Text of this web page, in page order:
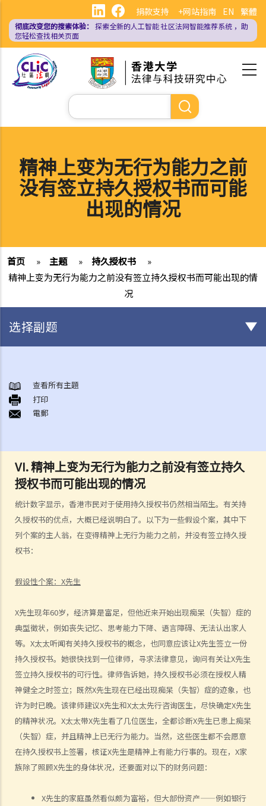
主
EN 繁體
捐款支持 +网站指南
彻底改变您的搜索体验： 探索全新的人工智能社区法网智能推荐系统 ，助
您轻松查找相关页面
搜
索
精神上变为无行为能力之前
没有签立持久授权书而可能
出现的情况
首页 » 主题 » 持久授权书
»
精神上变为无行为能力之前没有签立持久授权书而可能出现的情
况
VI. 精神上变为无行为能力之前没有签立持久
授权书而可能出现的情况
统计数字显示，香港市民对于使用持久授权书仍然相当陌生。有关持
久授权书的优点，大概已经说明白了。以下为一些假设个案，其中下
列个案的主人翁，在变得精神上无行为能力之前，并没有签立持久授
权书：
假设性个案： X先生
X先生现年60岁，经济算是富足，但他近来开始出现痴呆（失智）症的
典型徵状，例如丧失记忆、思考能力下降、语言障碍、无法认出家人
等。X太太听闻有关持久授权书的概念，也同意应该让X先生签立一份
持久授权书。她很快找到一位律师，寻求法律意见，询问有关让X先生
签立持久授权书的可行性。律师告诉她，持久授权书必须在授权人精
神健全之时签立；既然X先生现在已经出现痴呆（失智）症的迹象，也
许为时已晚。该律师建议X先生和X太太先行咨询医生，尽快确定X先生
的精神状况。X太太带X先生看了几位医生，全都诊断X先生已患上痴呆
（失智）症，并且精神上已无行为能力。当然，这些医生都不会愿意
在持久授权书上签署，核证X先生是精神上有能力行事的。现在，X家
族除了照顾X先生的身体状况，还要面对以下的财务问题：
X先生的家庭虽然看似颇为富裕，但大部份资产——例如银行
选择副题
持久授权书的精要和它可达致的实效
1. 相关法律
1. 我年纪已老，打算让儿子替我照顾我的财政事务。他是一位好人，我
任何合法的事。我也知道它简单、直接、有效，涉及的法律费用也不
多。对我来说，这应该是完美的解决方案吧？
2. 受权人的权限、责任和法律责任
a. 权限
1. 我的一位律师朋友告诉我有关一种叫持久授权书的东西，可让我在精
神上失去行为能力时，有人照顾我的财政事务。这似乎是个好主意。那
1. 我的父母年纪已老，他们想要任命我为他们持久授权书内的受权人。
当然我很乐意帮忙。我也知道假如有一天他们变得精神上无行为能力，
我需要照顾他们的财政事务。但我应当如何行使我的权力呢？家里还有
其他兄弟姐妹，我可不想因为父母的资产管理问题而使大家不和。坦白
说，我更不想其他兄弟姐妹指责我未有妥善管理父母的资产。
3. 监察受权人
1. 有关持久授权书的想法听起来不错。但我还是有点犹豫。如果我的受
权人心肠变坏，而我已变得精神上无行为能力，那我有甚么保障？
4. 受权人的资格
1. 我年纪已老，想要订立一份持久授权书，以便在我变为精神上无行为
查看所有主題
打印
電郵